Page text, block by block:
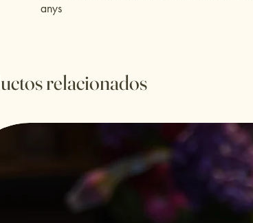
anys
relacionados